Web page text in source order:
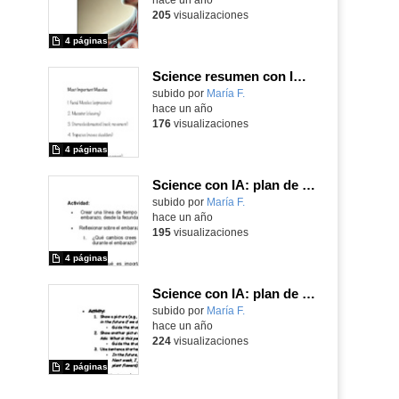
4 páginas
205visualizaciones
Science resumen con IA: locomotor system
Contenido educativo.
subido por María F.
4 páginas
hace un año
176visualizaciones
Science con IA: plan de clase personalizado dislexia
Contenido educativo.
subido por María F.
4 páginas
hace un año
195visualizaciones
Science con IA: plan de clase personalizado adaptación
Contenido educativo.
subido por María F.
2 páginas
hace un año
224visualizaciones